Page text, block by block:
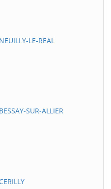
LE-REAL
SUR-ALLIER